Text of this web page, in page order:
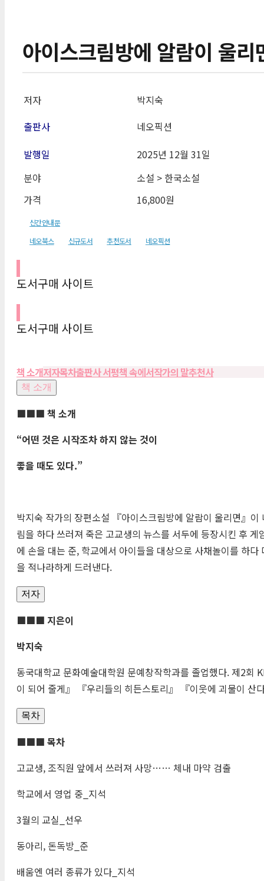
아이스크림방에 알람이 울리
저자
박지숙
출판사
네오픽션
발행일
2025년 12월 31일
분야
소설 > 한국소설
가격
16,800원
신간안내문
네오북스
신규도서 추천도서 네오픽션
도서구매 사이트
도서구매 사이트
책 소개저자목차출판사 서평책 속에서작가의 말추천사
책 소개
■■■ 책 소개
“어떤 것은 시작조차 하지 않는 것이
좋을 때도 있다.”
박지숙 작가의 장편소설 『아이스크림방에 알람이 울리면』
림을 하다 쓰러져 죽은 고교생의 뉴스를 서두에 등장시킨 후
에 손을 대는 준, 학교에서 아이들을 대상으로 사채놀이를 하
을 적나라하게 드러낸다.
저자
■■■ 지은이
박지숙
동국대학교 문화예술대학원 문예창작학과를 졸업했다. 제2회
이 되어 줄게』 『우리들의 히든스토리』 『이웃에 괴물이 산
목차
■■■ 목차
고교생, 조직원 앞에서 쓰러져 사망…… 체내 마약 검출
학교에서 영업 중_지석
3월의 교실_선우
동아리, 돈독방_준
배움엔 여러 종류가 있다_지석